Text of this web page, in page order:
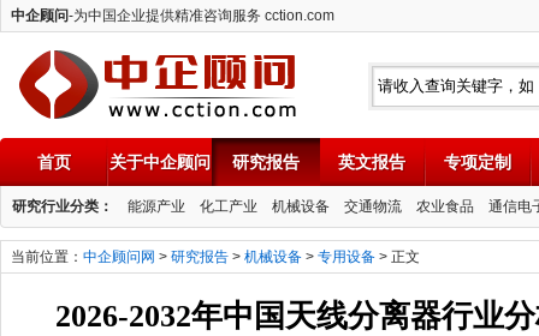
中企顾问-为中国企业提供精准咨询服务 cction.com
中企顾问
首页 关于中企顾问 研究报告 英文报告 专项定制
研究行业分类： 能源产业 化工产业 机械设备 交通物流 农业食品 通信电
当前位置： 中企顾问网 > 研究报告 > 机械设备 > 专用设备 > 正文
2026-2032年中国天线分离器行业